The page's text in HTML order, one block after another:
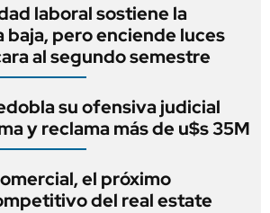
laboral sostiene la
baja, pero enciende luces
al segundo semestre
su ofensiva judicial
y reclama más de u$s 35M
el próximo
del real estate